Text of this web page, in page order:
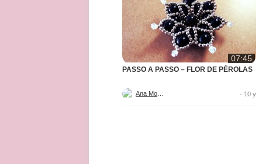
07:45
PASSO A PASSO – FLOR DE PÉROLAS
· 10 y